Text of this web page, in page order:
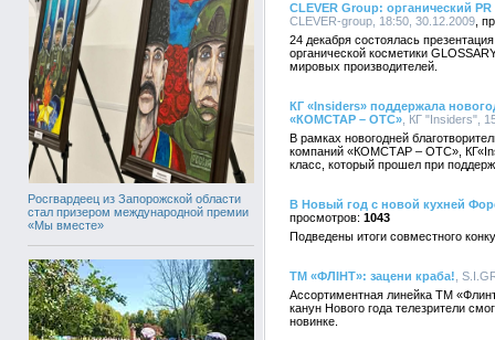
Росгвардеец из Запорожской области
стал призером международной премии
«Мы вместе»
CLEVER Group: органический
CLEVER-group, 18:50, 30.12.2009
24 декабря состоялась
органической косметики
мировых производителей.
КГ «Insiders» поддержала
«КОМСТАР – ОТС» , КГ "Insiders",
В рамках новогодней
компаний «КОМСТАР – ОТС»,
класс, который прошел при
В Новый год с новой кухней
1043
Подведены итоги совместного
ТМ «ФЛIНТ»: зацени краба! ,
Ассортиментная линейка ТМ
канун Нового года телезрители
новинке.